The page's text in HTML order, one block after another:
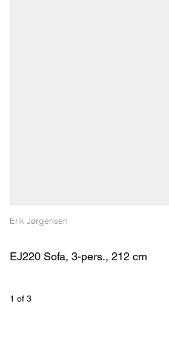
Erik Jørgensen
EJ220 Sofa, 3-pers., 212 cm
1 of 3